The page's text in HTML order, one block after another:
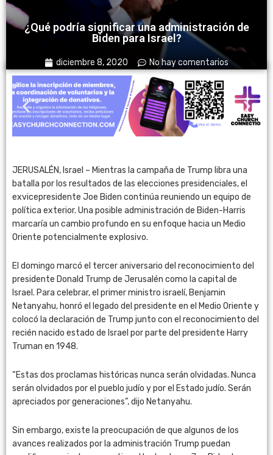
¿Qué podría significar una administración de
Biden para Israel?
diciembre 8, 2020 No hay comentarios
JERUSALÉN, Israel – Mientras la campaña de Trump libra una
batalla por los resultados de las elecciones presidenciales, el
exvicepresidente Joe Biden continúa reuniendo un equipo de
política exterior. Una posible administración de Biden-Harris
marcaría un cambio profundo en su enfoque hacia un Medio
Oriente potencialmente explosivo.
El domingo marcó el tercer aniversario del reconocimiento del
presidente Donald Trump de Jerusalén como la capital de
Israel. Para celebrar, el primer ministro israelí, Benjamin
Netanyahu, honró el legado del presidente en el Medio Oriente y
colocó la declaración de Trump junto con el reconocimiento del
recién nacido estado de Israel por parte del presidente Harry
Truman en 1948.
“Estas dos proclamas históricas nunca serán olvidadas. Nunca
serán olvidados por el pueblo judío y por el Estado judío. Serán
apreciados por generaciones”, dijo Netanyahu.
Sin embargo, existe la preocupación de que algunos de los
avances realizados por la administración Trump puedan